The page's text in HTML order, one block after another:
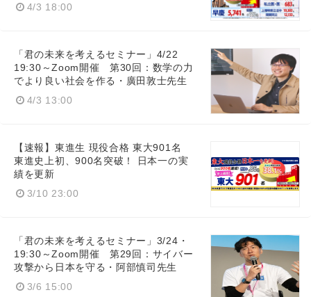
4/3 18:00
「君の未来を考えるセミナー」4/22
19:30～Zoom開催 第30回：数学の力
でより良い社会を作る・廣田敦士先生
4/3 13:00
【速報】東進生 現役合格 東大901名
東進史上初、900名突破！ 日本一の実
績を更新
3/10 23:00
「君の未来を考えるセミナー」3/24・
19:30～Zoom開催 第29回：サイバー
攻撃から日本を守る・阿部慎司先生
3/6 15:00